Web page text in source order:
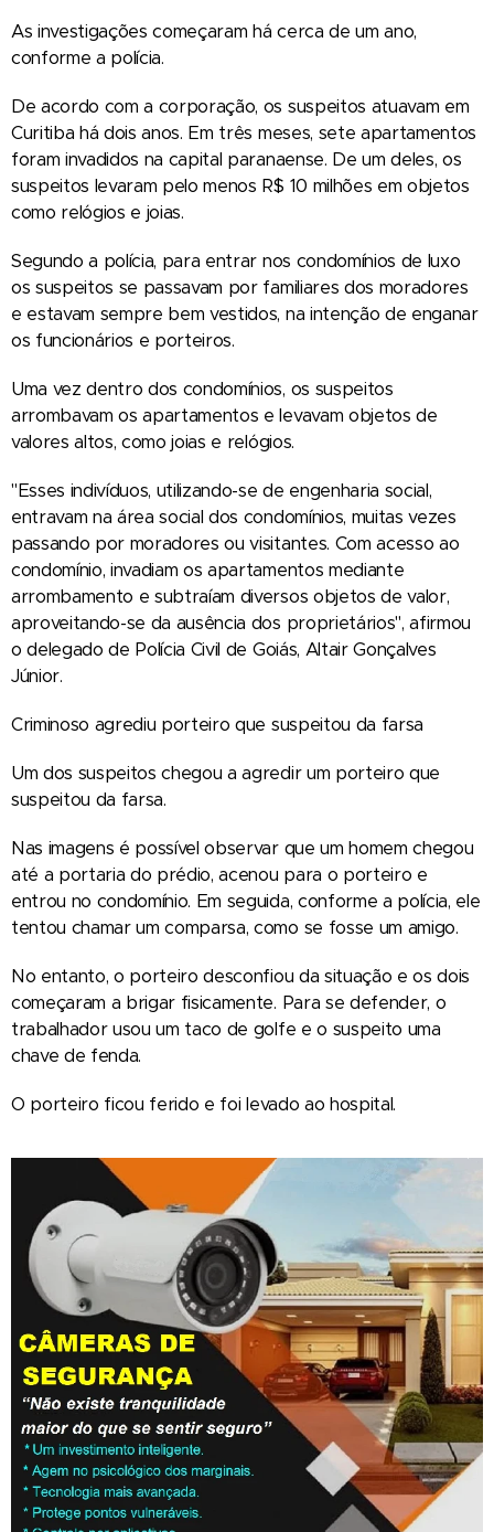
As investigações começaram há cerca de um ano,
conforme a polícia.
De acordo com a corporação, os suspeitos atuavam em
Curitiba há dois anos. Em três meses, sete apartamentos
foram invadidos na capital paranaense. De um deles, os
suspeitos levaram pelo menos R$ 10 milhões em objetos
como relógios e joias.
Segundo a polícia, para entrar nos condomínios de luxo
os suspeitos se passavam por familiares dos moradores
e estavam sempre bem vestidos, na intenção de enganar
os funcionários e porteiros.
Uma vez dentro dos condomínios, os suspeitos
arrombavam os apartamentos e levavam objetos de
valores altos, como joias e relógios.
"Esses indivíduos, utilizando-se de engenharia social,
entravam na área social dos condomínios, muitas vezes
passando por moradores ou visitantes. Com acesso ao
condomínio, invadiam os apartamentos mediante
arrombamento e subtraíam diversos objetos de valor,
aproveitando-se da ausência dos proprietários", afirmou
o delegado de Polícia Civil de Goiás, Altair Gonçalves
Júnior.
Criminoso agrediu porteiro que suspeitou da farsa
Um dos suspeitos chegou a agredir um porteiro que
suspeitou da farsa.
Nas imagens é possível observar que um homem chegou
até a portaria do prédio, acenou para o porteiro e
entrou no condomínio. Em seguida, conforme a polícia, ele
tentou chamar um comparsa, como se fosse um amigo.
No entanto, o porteiro desconfiou da situação e os dois
começaram a brigar fisicamente. Para se defender, o
trabalhador usou um taco de golfe e o suspeito uma
chave de fenda.
O porteiro ficou ferido e foi levado ao hospital.